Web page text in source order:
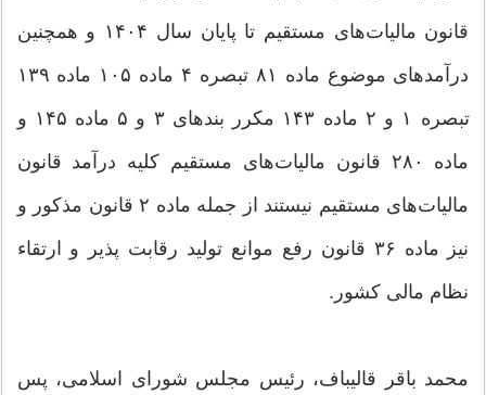
قانون مالیات‌های مستقیم تا پایان سال ۱۴۰۴ و همچنین
درآمدهای موضوع ماده ۸۱ تبصره ۴ ماده ۱۰۵ ماده ۱۳۹
تبصره ۱ و ۲ ماده ۱۴۳ مکرر بندهای ۳ و ۵ ماده ۱۴۵ و
ماده ۲۸۰ قانون مالیات‌های مستقیم کلیه درآمد قانون
مالیات‌های مستقیم نیستند از جمله ماده ۲ قانون مذکور و
نیز ماده ۳۶ قانون رفع موانع تولید رقابت پذیر و ارتقاء
نظام مالی کشور.
محمد باقر قالیباف، رئیس مجلس شورای اسلامی، پس